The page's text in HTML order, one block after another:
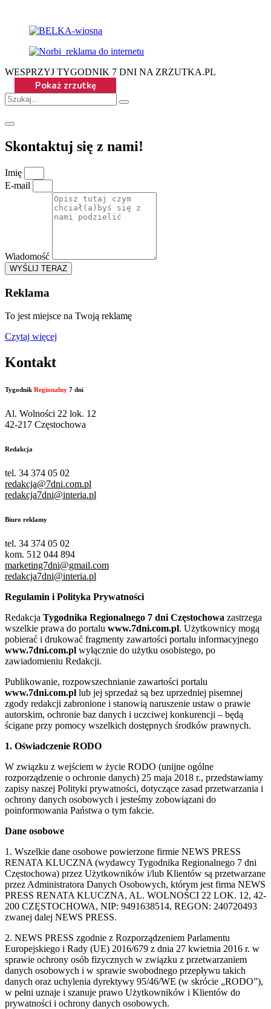
WESPRZYJ TYGODNIK 7 DNI NA ZRZUTKA.PL
Skontaktuj się z nami!
Imię
E-mail
Wiadomość
WYŚLIJ TERAZ
Reklama
To jest miejsce na Twoją reklamę
Czytaj więcej
Kontakt
Tygodnik Regionalny 7 dni
Al. Wolności 22 lok. 12
42-217 Częstochowa
Redakcja
tel. 34 374 05 02
redakcja@7dni.com.pl
redakcja7dni@interia.pl
Biuro reklamy
tel. 34 374 05 02
kom. 512 044 894
marketing7dni@gmail.com
redakcja7dni@interia.pl
Regulamin i Polityka Prywatności
Redakcja Tygodnika Regionalnego 7 dni Częstochowa zastrzega
wszelkie prawa do portalu www.7dni.com.pl. Użytkownicy mogą
pobierać i drukować fragmenty zawartości portalu informacyjnego
www.7dni.com.pl wyłącznie do użytku osobistego, po
zawiadomieniu Redakcji.
Publikowanie, rozpowszechnianie zawartości portalu
www.7dni.com.pl lub jej sprzedaż są bez uprzedniej pisemnej
zgody redakcji zabronione i stanowią naruszenie ustaw o prawie
autorskim, ochronie baz danych i uczciwej konkurencji – będą
ścigane przy pomocy wszelkich dostępnych środków prawnych.
1. Oświadczenie RODO
W związku z wejściem w życie RODO (unijne ogólne
rozporządzenie o ochronie danych) 25 maja 2018 r., przedstawiamy
zapisy naszej Polityki prywatności, dotyczące zasad przetwarzania i
ochrony danych osobowych i jesteśmy zobowiązani do
poinformowania Państwa o tym fakcie.
Dane osobowe
1. Wszelkie dane osobowe powierzone firmie NEWS PRESS
RENATA KLUCZNA (wydawcy Tygodnika Regionalnego 7 dni
Częstochowa) przez Użytkowników i/lub Klientów są przetwarzane
przez Administratora Danych Osobowych, którym jest firma NEWS
PRESS RENATA KLUCZNA, AL. WOLNOŚCI 22 LOK. 12, 42-
200 CZĘSTOCHOWA, NIP: 9491638514, REGON: 240720493
zwanej dalej NEWS PRESS.
2. NEWS PRESS zgodnie z Rozporządzeniem Parlamentu
Europejskiego i Rady (UE) 2016/679 z dnia 27 kwietnia 2016 r. w
sprawie ochrony osób fizycznych w związku z przetwarzaniem
danych osobowych i w sprawie swobodnego przepływu takich
danych oraz uchylenia dyrektywy 95/46/WE (w skrócie „RODO”),
w pełni uznaje i szanuje prawo Użytkowników i Klientów do
prywatności i ochrony danych osobowych.